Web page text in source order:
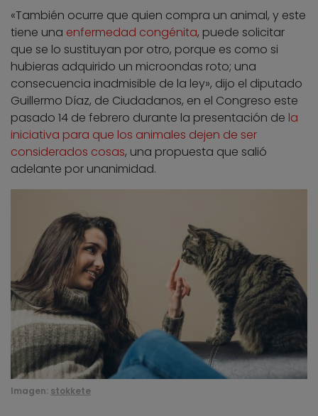
«También ocurre que quien compra un animal, y este
tiene una enfermedad congénita, puede solicitar
que se lo sustituyan por otro, porque es como si
hubieras adquirido un microondas roto; una
consecuencia inadmisible de la ley», dijo el diputado
Guillermo Díaz, de Ciudadanos, en el Congreso este
pasado 14 de febrero durante la presentación de la
iniciativa para que los animales dejen de ser
considerados cosas, una propuesta que salió
adelante por unanimidad.
Imagen: stokkete